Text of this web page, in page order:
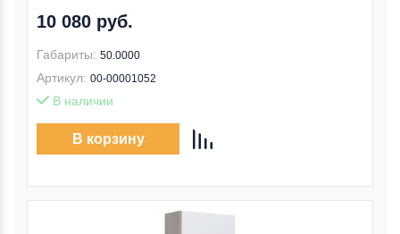
10 080 руб.
Габариты: 50.0000
Артикул: 00-00001052
В наличии
В корзину